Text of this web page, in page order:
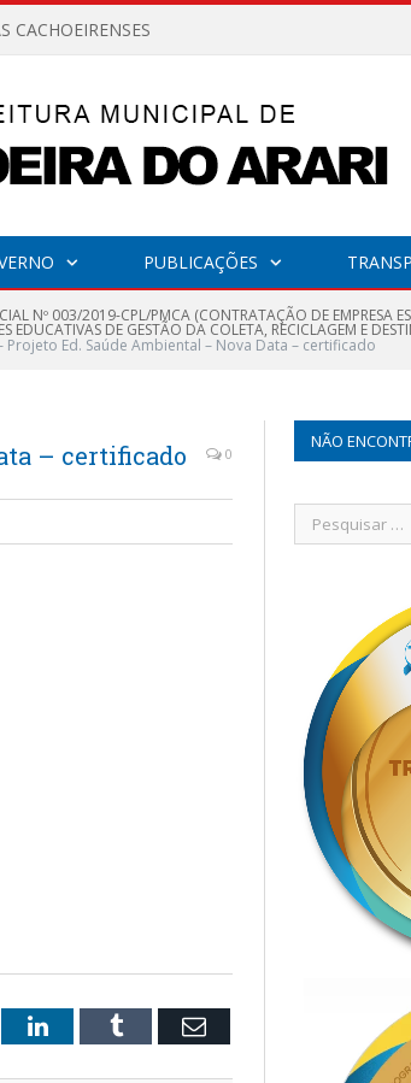
CACHOEIRENSES
PUBLICAÇÕES
Nº 003/2019-CPL/PMCA (CONTRATAÇÃO DE EMPRESA
DE GESTÃO DA COLETA, RECICLAGEM E
Projeto Ed. Saúde Ambiental – Nova Data – certificado
– certificado 0
LinkedInTumblr Email
NÃO